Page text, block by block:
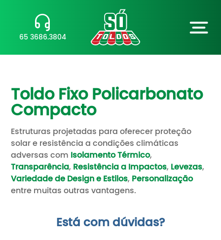
65 3686.3804
Toldo Fixo Policarbonato
Compacto
Estruturas projetadas para oferecer proteção
solar e resistência a condições climáticas
adversas com Isolamento Térmico,
Transparência, Resistência a Impactos, Levezas,
Variedade de Design e Estilos, Personalização
entre muitas outras vantagens.
Está com dúvidas?